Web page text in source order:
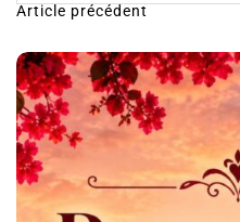
N
a
v
i
g
a
Article précédent